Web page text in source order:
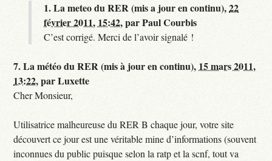
1.La meteo du RER (mis a jour en continu),22
février 2011, 15:42,parPaul Courbis
C’est corrigé. Merci de l’avoir signalé !
7.La météo du RER (mis à jour en continu), 15 mars 2011,
13:22,parLuxette
Cher Monsieur,
Utilisatrice malheureuse du RER B chaque jour, votre site
découvert ce jour est une véritable mine d’informations (souvent
inconnues du public puisque selon la ratp et la scnf, tout va